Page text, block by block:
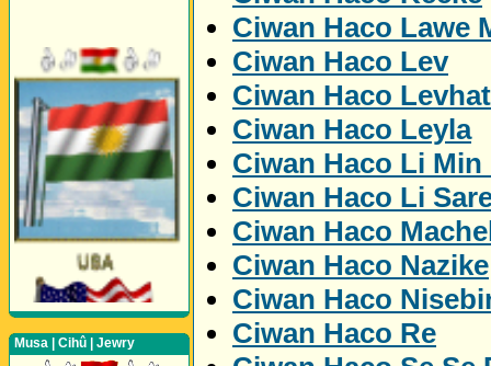
Musa | Cihû | Jewry
Ciwan Haco Lawe
Ciwan Haco Lev
Ciwan Haco
Ciwan Haco Leyla
Ciwan Haco Li Min
Ciwan Haco Li
Ciwan Haco
Ciwan Haco Nazike
Ciwan Haco
Ciwan Haco Re